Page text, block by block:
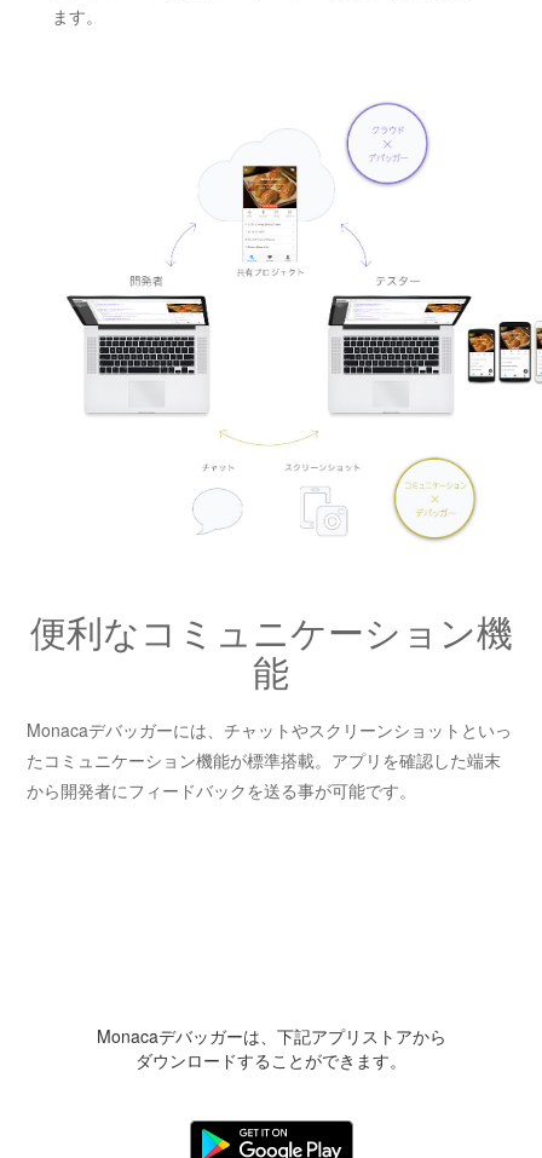
ます。
便利なコミュニケーション機
能
Monacaデバッガーには、チャットやスクリーンショットといっ
たコミュニケーション機能が標準搭載。アプリを確認した端末
から開発者にフィードバックを送る事が可能です。
Monacaデバッガーは、下記アプリストアから
ダウンロードすることができます。